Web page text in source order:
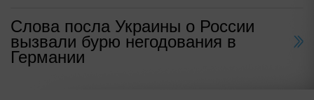
Слова посла Украины о России
вызвали бурю негодования в
Германии